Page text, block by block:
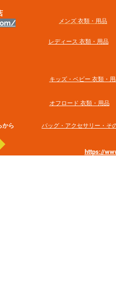
から
メンズ 衣類・用品
​レディース 衣類・用品
キッズ・ベビー 衣類・
オフロード 衣類・用品
バッグ・アクセサリー・そ
https://